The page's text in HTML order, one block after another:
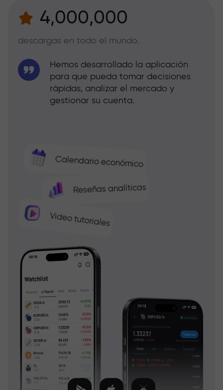
4,000,000
descargas en todo el mundo.
Calendario económico
Reseñas analíticas
Video tutoriales
Hemos desarrollado la aplicación
para que pueda tomar decisiones
rápidas, analizar el mercado y
gestionar su cuenta.